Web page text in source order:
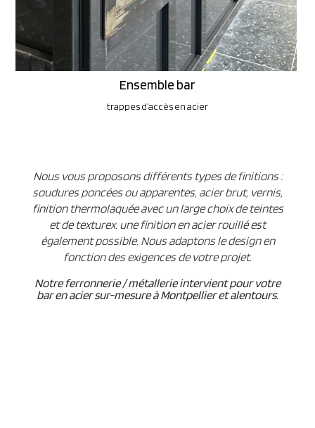
Ensemble bar
trappes d’accès en acier
Nous vous proposons différents types de finitions :
soudures poncées ou apparentes, acier brut, vernis,
finition thermolaquée avec un large choix de teintes
et de texturex. une finition en acier rouillé est
également possible. Nous adaptons le design en
fonction des exigences de votre projet.
Notre ferronnerie / métallerie intervient pour votre
bar en acier sur-mesure à Montpellier et alentours.